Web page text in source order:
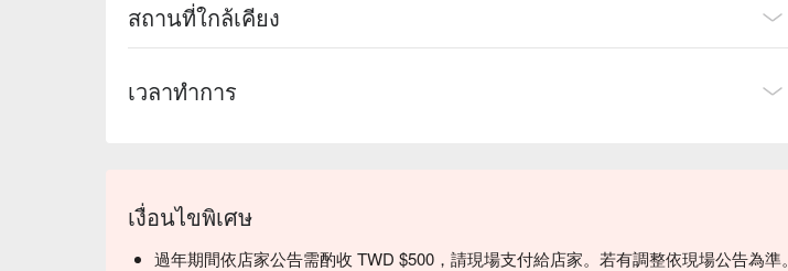
สถานที่ใกล้เคียง
เวลาทำการ
เงื่อนไขพิเศษ
過年期間依店家公告需酌收 TWD $500，請現場支付給店家。若有調整依現場公告為準。